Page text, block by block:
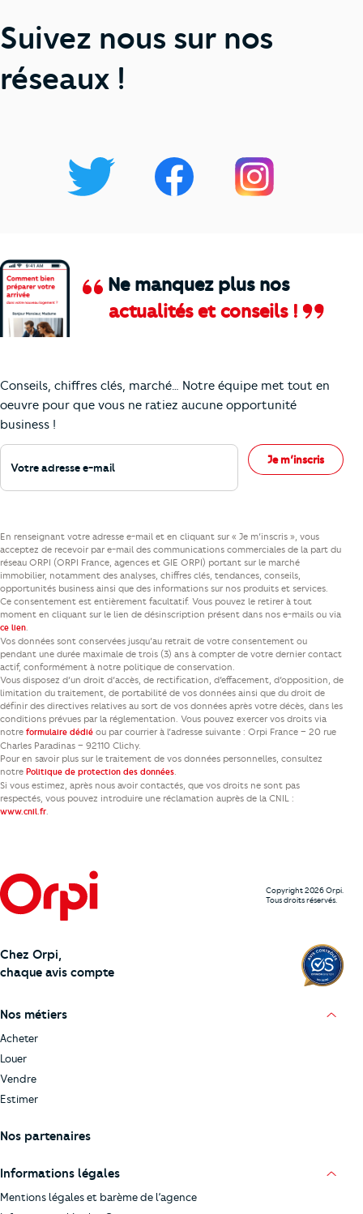
Suivez nous sur nos
réseaux !
Ne manquez plus nos
actualités et conseils !
Conseils, chiffres clés, marché… Notre équipe met tout en
oeuvre pour que vous ne ratiez aucune opportunité
business !
Votre adresse e-mail
Je m’inscris
En renseignant votre adresse e-mail et en cliquant sur « Je m’inscris », vous
acceptez de recevoir par e-mail des communications commerciales de la part du
réseau ORPI (ORPI France, agences et GIE ORPI) portant sur le marché
immobilier, notamment des analyses, chiffres clés, tendances, conseils,
opportunités business ainsi que des informations sur nos produits et services.
Ce consentement est entièrement facultatif. Vous pouvez le retirer à tout
moment en cliquant sur le lien de désinscription présent dans nos e-mails ou via
ce lien.
Vos données sont conservées jusqu’au retrait de votre consentement ou
pendant une durée maximale de trois (3) ans à compter de votre dernier contact
actif, conformément à notre politique de conservation.
Vous disposez d’un droit d’accès, de rectification, d’effacement, d’opposition, de
limitation du traitement, de portabilité de vos données ainsi que du droit de
définir des directives relatives au sort de vos données après votre décès, dans les
conditions prévues par la réglementation. Vous pouvez exercer vos droits via
notre formulaire dédié ou par courrier à l’adresse suivante : Orpi France – 20 rue
Charles Paradinas – 92110 Clichy.
Pour en savoir plus sur le traitement de vos données personnelles, consultez
notre Politique de protection des données.
Si vous estimez, après nous avoir contactés, que vos droits ne sont pas
respectés, vous pouvez introduire une réclamation auprès de la CNIL :
www.cnil.fr.
Copyright 2026 Orpi.
Tous droits réservés.
Chez Orpi,
chaque avis compte
Nos métiers
Acheter
Louer
Vendre
Estimer
Nos partenaires
Informations légales
Mentions légales et barème de l’agence